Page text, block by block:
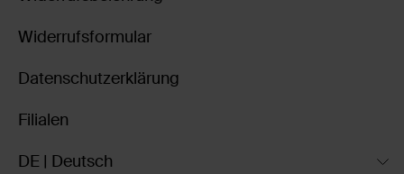
Widerrufsformular
Datenschutzerklärung
Filialen
DE | Deutsch